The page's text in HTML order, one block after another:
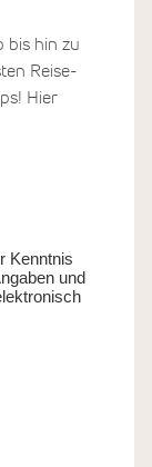
bis hin zu
Reise-
Hier